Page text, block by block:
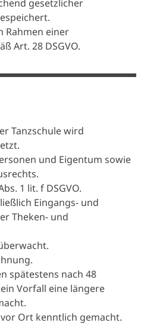
gesetzlicher
Rahmen einer
Art. 28 DSGVO.
Tanzschule wird
und Eigentum sowie
1 lit. f DSGVO.
Eingangs- und
Theken- und
spätestens nach 48
Vorfall eine längere
Ort kenntlich gemacht.